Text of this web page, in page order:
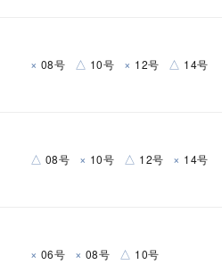
× 08号 △ 10号 × 12号 △ 14号
△ 08号 × 10号 △ 12号 × 14号
× 06号 × 08号 △ 10号